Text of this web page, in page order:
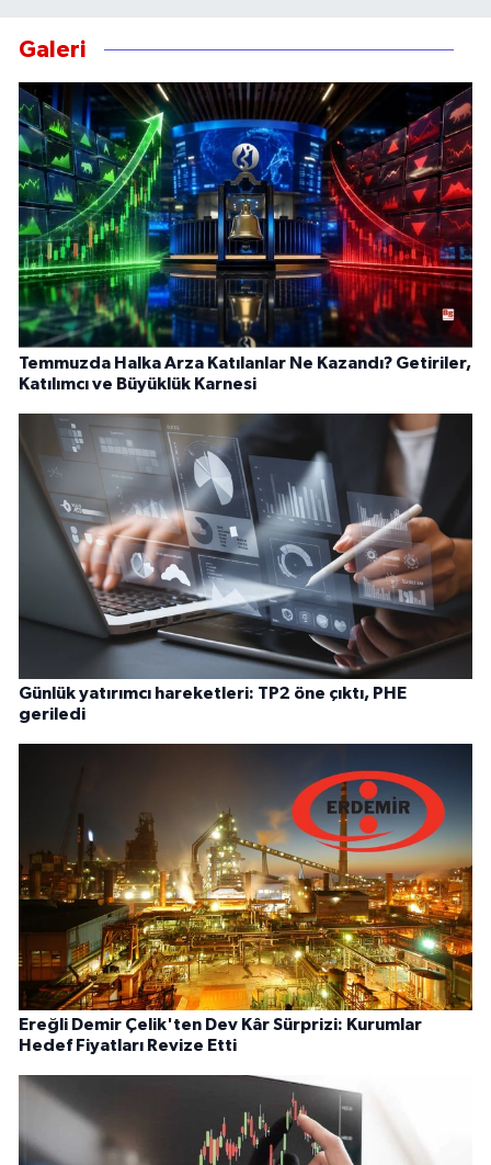
Galeri
Temmuzda Halka Arza Katılanlar Ne Kazandı? Getiriler,
Katılımcı ve Büyüklük Karnesi
Günlük yatırımcı hareketleri: TP2 öne çıktı, PHE
geriledi
Ereğli Demir Çelik'ten Dev Kâr Sürprizi: Kurumlar
Hedef Fiyatları Revize Etti